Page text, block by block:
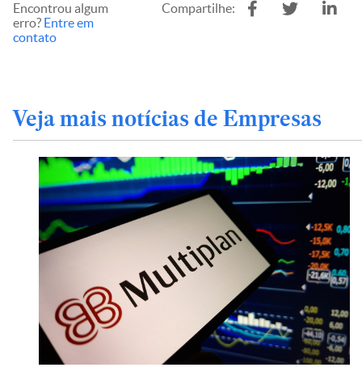
Encontrou algum
erro? Entre em
contato
Compartilhe:
Veja mais notícias de Empresas